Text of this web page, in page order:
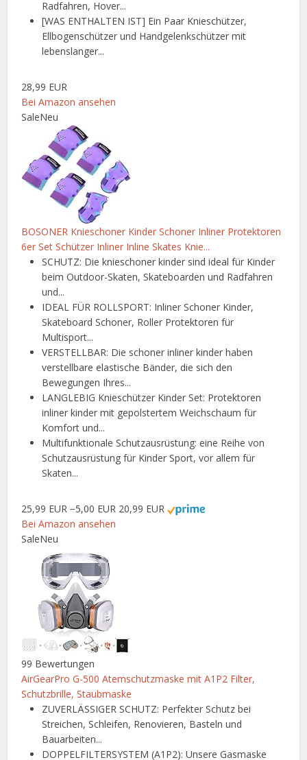
Radfahren, Hover...
[WAS ENTHALTEN IST] Ein Paar Knieschützer,
Ellbogenschützer und Handgelenkschützer mit
lebenslanger...
28,99 EUR
Bei Amazon ansehen
SaleNeu
BOSONER Knieschoner Kinder Schoner Inliner Protektoren
6er Set Schützer Inliner Inline Skates Knie...
SCHUTZ: Die knieschoner kinder sind ideal für Kinder
beim Outdoor-Skaten, Skateboarden und Radfahren
und...
IDEAL FÜR ROLLSPORT: Inliner Schoner Kinder,
Skateboard Schoner, Roller Protektoren für
Multisport...
VERSTELLBAR: Die schoner inliner kinder haben
verstellbare elastische Bänder, die sich den
Bewegungen Ihres...
LANGLEBIG Knieschützer Kinder Set: Protektoren
inliner kinder mit gepolstertem Weichschaum für
Komfort und...
Multifunktionale Schutzausrüstung: eine Reihe von
Schutzausrüstung für Kinder Sport, vor allem für
Skaten...
25,99 EUR −5,00 EUR 20,99 EUR
Bei Amazon ansehen
SaleNeu
99 Bewertungen
AirGearPro G-500 Atemschutzmaske mit A1P2 Filter,
Schutzbrille, Staubmaske
ZUVERLÄSSIGER SCHUTZ: Perfekter Schutz bei
Streichen, Schleifen, Renovieren, Basteln und
Bauarbeiten...
DOPPELFILTERSYSTEM (A1P2): Unsere Gasmaske